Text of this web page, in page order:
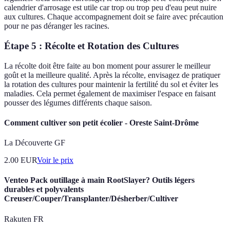
calendrier d'arrosage est utile car trop ou trop peu d'eau peut nuire
aux cultures. Chaque accompagnement doit se faire avec précaution
pour ne pas déranger les racines.
Étape 5 : Récolte et Rotation des Cultures
La récolte doit être faite au bon moment pour assurer le meilleur
goût et la meilleure qualité. Après la récolte, envisagez de pratiquer
la rotation des cultures pour maintenir la fertilité du sol et éviter les
maladies. Cela permet également de maximiser l'espace en faisant
pousser des légumes différents chaque saison.
Comment cultiver son petit écolier - Oreste Saint-Drôme
La Découverte GF
2.00 EURVoir le prix
Venteo Pack outillage à main RootSlayer? Outils légers
durables et polyvalents
Creuser/Couper/Transplanter/Désherber/Cultiver
Rakuten FR